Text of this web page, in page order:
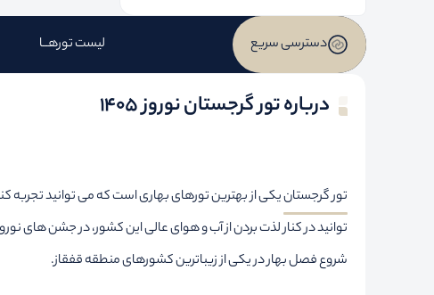
دسترسی سریع لیست تورهــا
درباره تور گرجستان نوروز 1405
تور گرجستانیکی از بهترین تورهای بهاری است که می توانید
شروع فصل بهار در یکی از زیباترین کشورهای منطقه قفقاز.